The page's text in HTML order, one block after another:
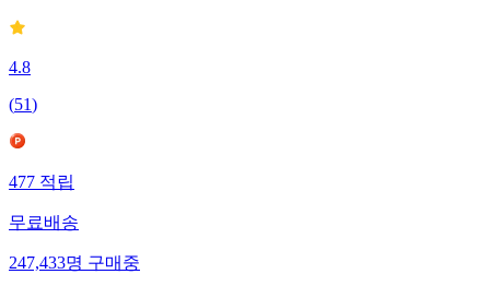
4.8
(51)
477 적립
무료배송
247,433명 구매중